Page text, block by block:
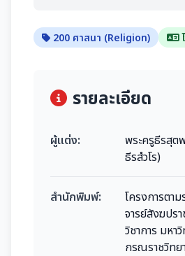
200 ศาสนา (Religion)
รายละเอียด
ผู้แต่ง:
พระครูธีรสุต
ธีรสํวโร)
สำนักพิมพ์:
โครงการตา
จารย์สังฆปร
วิชาการ มหา
กรณราชวิทย